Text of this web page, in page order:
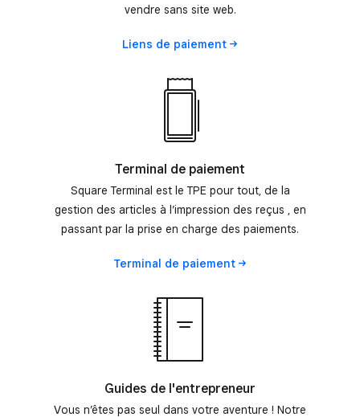
vendre sans site web.
Liens de paiement
Terminal de paiement
Square Terminal est le TPE pour tout, de la
gestion des articles à l’impression des reçus , en
passant par la prise en charge des paiements.
Terminal de paiement
Guides de l'entrepreneur
Vous n’êtes pas seul dans votre aventure ! Notre